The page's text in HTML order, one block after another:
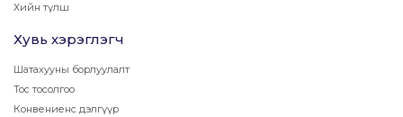
Хийн түлш
Хувь хэрэглэгч
Шатахууны борлуулалт
Тос тосолгоо
Конвениенс дэлгүүр